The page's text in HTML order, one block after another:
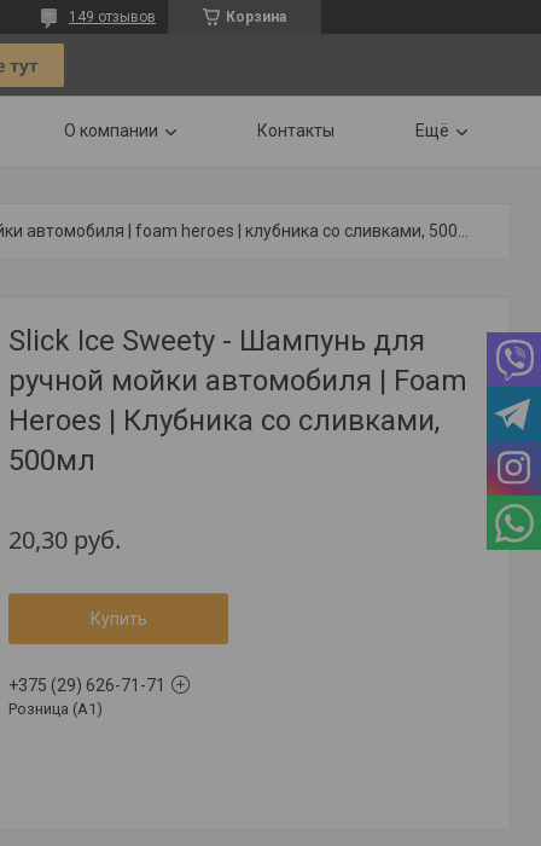
Корзина
149 отзывов
О компании Контакты Ещё
Slick Ice Sweety - Шампунь для
ручной мойки автомобиля | Foam
Heroes | Клубника со сливками,
500мл
20,30 руб.
Купить
+375 (29) 626-71-71
Розница (A1)